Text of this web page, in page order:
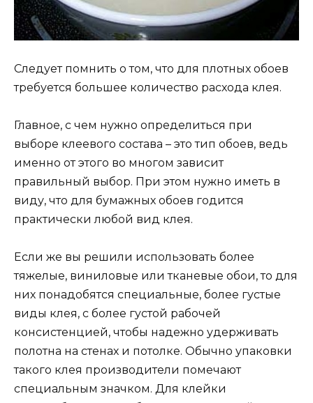
Следует помнить о том, что для плотных обоев
требуется большее количество расхода клея.
Главное, с чем нужно определиться при
выборе клеевого состава – это тип обоев, ведь
именно от этого во многом зависит
правильный выбор. При этом нужно иметь в
виду, что для бумажных обоев годится
практически любой вид клея.
Если же вы решили использовать более
тяжелые, виниловые или тканевые обои, то для
них понадобятся специальные, более густые
виды клея, с более густой рабочей
консистенцией, чтобы надежно удерживать
полотна на стенах и потолке. Обычно упаковки
такого клея производители помечают
специальным значком. Для клейки